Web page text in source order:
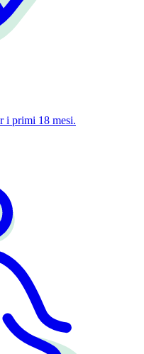
i primi 18 mesi.